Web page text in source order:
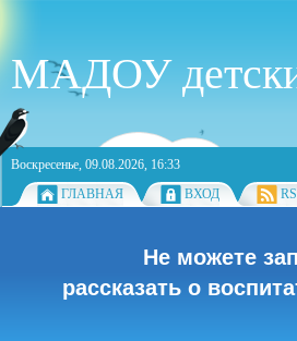
МАДОУ
Воскресенье, 09.08.2026, 16:33
ГЛАВНАЯ
ВХОД
Не можете
рассказать о